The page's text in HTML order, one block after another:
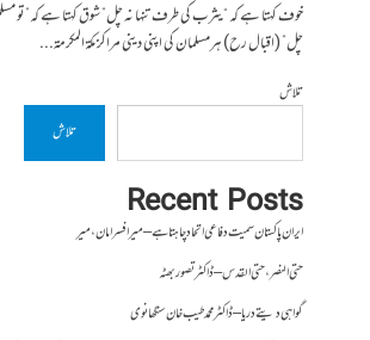
خوف کہتا ہے کہ “یثرب کی طرف تنہا نہ چل” شوق کہتا ہے کہ”تو
چل” (اقبال رح) ہرمسلمان کی ا‍‌پنی دینی مراکز مکةالمکرمة...
تلاش
تلاش
Recent Posts
ایران پاکستان سمیت دفاعی اتحاد چاہتا ہے – میر افسر امان،میر
حتی النصر ، حتی القدس – ڈاکٹر تصور بھٹہ
گواہی دیتے دریا – ڈاکٹر محمد طیب خان سنگھانوی